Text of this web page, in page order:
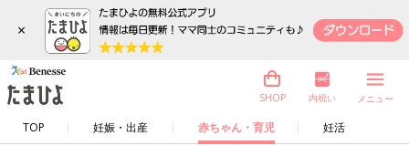
×
TOP 妊娠・出産 赤ちゃん・育児 妊活
SHOP 内祝い メニュー